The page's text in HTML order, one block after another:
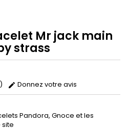
Mr jack main
strass
Donnez votre avis
Pandora, Gnoce et les